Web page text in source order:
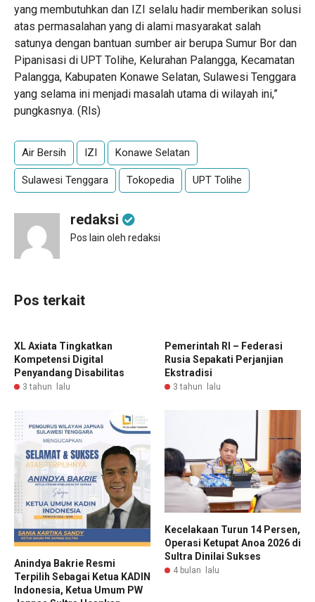
yang membutuhkan dan IZI selalu hadir memberikan solusi
atas permasalahan yang di alami masyarakat salah
satunya dengan bantuan sumber air berupa Sumur Bor dan
Pipanisasi di UPT Tolihe, Kelurahan Palangga, Kecamatan
Palangga, Kabupaten Konawe Selatan, Sulawesi Tenggara
yang selama ini menjadi masalah utama di wilayah ini,”
pungkasnya. (Rls)
Air Bersih IZI Konawe Selatan
Sulawesi Tenggara Tokopedia UPT Tolihe
redaksi
Pos lain oleh redaksi
Pos terkait
XL Axiata Tingkatkan
Kompetensi Digital
Penyandang Disabilitas
3 tahun lalu
Pemerintah RI – Federasi
Rusia Sepakati Perjanjian
Ekstradisi
3 tahun lalu
Anindya Bakrie Resmi
Terpilih Sebagai Ketua KADIN
Indonesia, Ketua Umum PW
Kecelakaan Turun 14 Persen,
Operasi Ketupat Anoa 2026 di
Sultra Dinilai Sukses
4 bulan lalu